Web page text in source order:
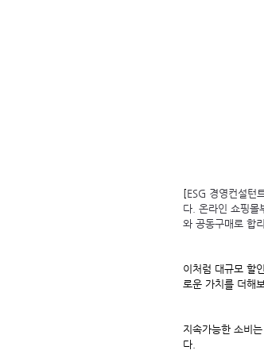
[ESG 경영컨설턴
다. 온라인 쇼핑몰
와 공동구매로 합
이처럼 대규모 할
로운 가치를 더해
지속가능한 소비
다.